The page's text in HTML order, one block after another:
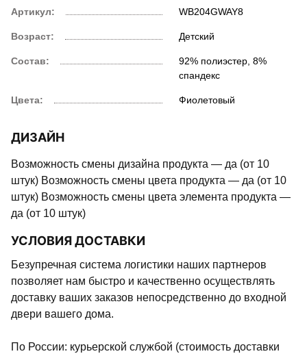
Артикул: WB204GWAY8
Возраст: Детский
Состав:
92% полиэстер, 8%
спандекс
Цвета: Фиолетовый
ДИЗАЙН
Возможность смены дизайна продукта — да (от 10
штук) Возможность смены цвета продукта — да (от 10
штук) Возможность смены цвета элемента продукта —
да (от 10 штук)
УСЛОВИЯ ДОСТАВКИ
Безупречная система логистики наших партнеров
позволяет нам быстро и качественно осуществлять
доставку ваших заказов непосредственно до входной
двери вашего дома.
По России: курьерской службой (стоимость доставки